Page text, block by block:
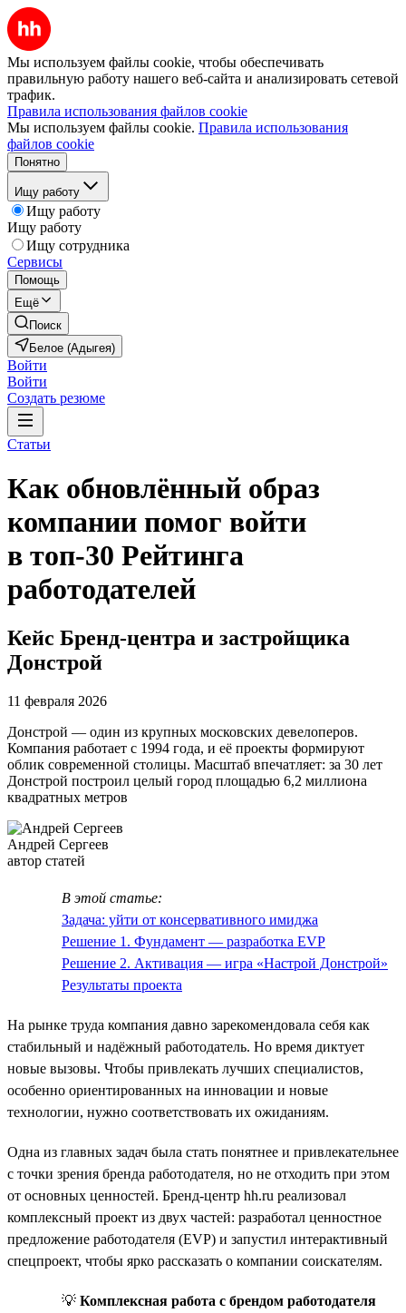
Мы используем файлы cookie, чтобы обеспечивать
правильную работу нашего веб-сайта и анализировать сетевой
трафик.
Правила использования файлов cookie
Мы используем файлы cookie. Правила использования
файлов cookie
Понятно
Ищу работу
Ищу работу
Ищу работу
Ищу сотрудника
Сервисы
Помощь
Ещё
Поиск
Белое (Адыгея)
Войти
Войти
Создать резюме
Статьи
Как обновлённый образ
компании помог войти
в топ-30 Рейтинга
работодателей
Кейс Бренд-центра и застройщика
Донстрой
11 февраля 2026
Донстрой — один из крупных московских девелоперов.
Компания работает с 1994 года, и её проекты формируют
облик современной столицы. Масштаб впечатляет: за 30 лет
Донстрой построил целый город площадью 6,2 миллиона
квадратных метров
Андрей Сергеев
автор статей
В этой статье:
Задача: уйти от консервативного имиджа
Решение 1. Фундамент — разработка EVP
Решение 2. Активация — игра «Настрой Донстрой»
Результаты проекта
На рынке труда компания давно зарекомендовала себя как
стабильный и надёжный работодатель. Но время диктует
новые вызовы. Чтобы привлекать лучших специалистов,
особенно ориентированных на инновации и новые
технологии, нужно соответствовать их ожиданиям.
Одна из главных задач была стать понятнее и привлекательнее
с точки зрения бренда работодателя, но не отходить при этом
от основных ценностей. Бренд-центр hh.ru реализовал
комплексный проект из двух частей: разработал ценностное
предложение работодателя (EVP) и запустил интерактивный
спецпроект, чтобы ярко рассказать о компании соискателям.
💡 Комплексная работа с брендом работодателя